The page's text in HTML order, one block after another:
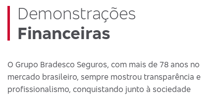
Demonstrações
Financeiras
O Grupo Bradesco Seguros, com mais de 78 anos no
mercado brasileiro, sempre mostrou transparência e
profissionalismo, conquistando junto à sociedade